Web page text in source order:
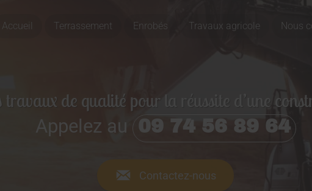
travaux de qualité pour la réussite d’une
Appelez au 09 74 56 89 64
Contactez-nous
Accueil Terrassement Enrobés Travaux agricole Nous